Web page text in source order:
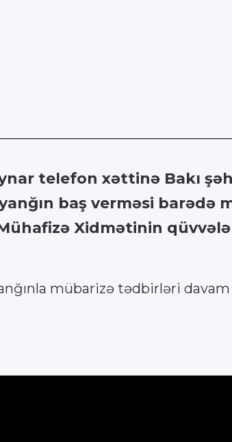
telefon xəttinə Bakı
baş verməsi barədə
Xidmətinin
mübarizə tədbirləri